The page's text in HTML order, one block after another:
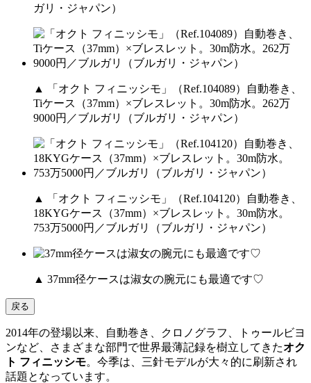
ガリ・ジャパン）
▲ 「オクト フィニッシモ」（Ref.104089）自動巻き、
Tiケース（37mm）×ブレスレット。30m防水。262万
9000円／ブルガリ（ブルガリ・ジャパン）
▲ 「オクト フィニッシモ」（Ref.104120）自動巻き、
18KYGケース（37mm）×ブレスレット。30m防水。
753万5000円／ブルガリ（ブルガリ・ジャパン）
▲ 37mm径ケースは淑女の腕元にも最適です♡
戻る
2014年の登場以来、自動巻き、クロノグラフ、トゥールビヨ
ンなど、さまざまな部門で世界最薄記録を樹立してきたオク
ト フィニッシモ。今季は、三針モデルが大々的に刷新され
話題となっています。